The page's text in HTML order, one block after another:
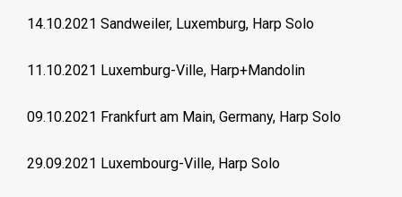
14.10.2021 Sandweiler, Luxemburg, Harp Solo
11.10.2021 Luxemburg-Ville, Harp+Mandolin
09.10.2021 Frankfurt am Main, Germany, Harp Solo
29.09.2021 Luxembourg-Ville, Harp Solo